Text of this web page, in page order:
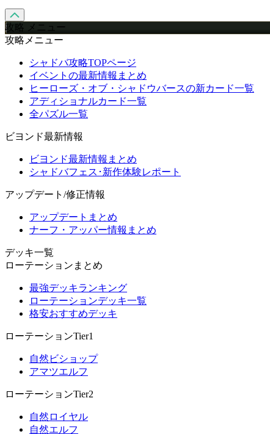
攻略 メニュー
攻略メニュー
シャドバ攻略TOPページ
イベントの最新情報まとめ
ヒーローズ・オブ・シャドウバースの新カード一覧
アディショナルカード一覧
全パズル一覧
ビヨンド最新情報
ビヨンド最新情報まとめ
シャドバフェス･新作体験レポート
アップデート/修正情報
アップデートまとめ
ナーフ・アッパー情報まとめ
デッキ一覧
ローテーションまとめ
最強デッキランキング
ローテーションデッキ一覧
格安おすすめデッキ
ローテーションTier1
自然ビショップ
アマツエルフ
ローテーションTier2
自然ロイヤル
自然エルフ